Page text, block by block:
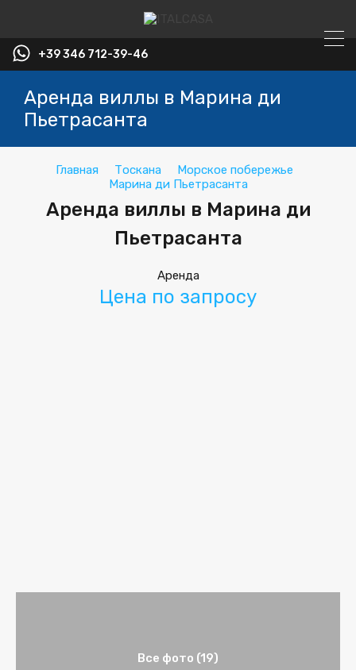
+39 346 712-39-46
Аренда виллы в Марина ди
Пьетрасанта
Главная Тоскана
Морское побережье
Марина ди Пьетрасанта
Аренда виллы в Марина ди
Пьетрасанта
Аренда
Цена по запросу
Все фото (19)